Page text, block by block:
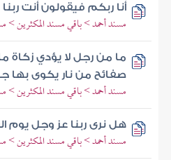
أنا ربكم فيقولون أنت
مسند أحمد > باقي مسند المكثرين >
ما من رجل لا يؤدي زكاة
صفائح من نار يكوى بها
مسند أحمد > باقي مسند المكثرين >
هل نرى ربنا عز وجل يوم
مسند أحمد > باقي مسند المكثرين >